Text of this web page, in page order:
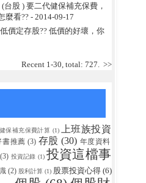
股 ) 要二代健保補充保費，
麼看??- 2014-09-17
價定存股?? 低價的好壞，你
Recent 1-30, total: 727. >>
保補充保費計算 (1)
上班族投資
書推薦 (3) 存股 (30) 年度資料
(3) 投資記錄 (1) 投資這檔事
(2) 股利計算 (1) 股票投資心得 (6)